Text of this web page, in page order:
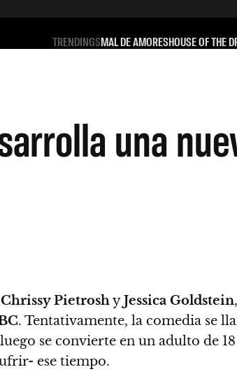
TRENDINGSMAL DE AMORESHOUSE OF THE
una
Chrissy PietroshyJessica Goldstein
. Tentativamente, la comedia se
se convierte en un adulto de 18
ese tiempo.